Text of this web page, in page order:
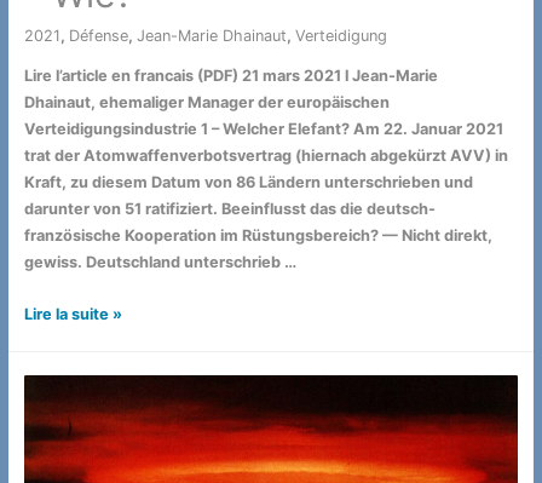
2021 , Défense, Jean-Marie Dhainaut, Verteidigung
Lire l’article en francais (PDF) 21 mars 2021 l Jean-Marie
Dhainaut, ehemaliger Manager der europäischen
Verteidigungsindustrie 1 – Welcher Elefant? Am 22. Januar 2021
trat der Atomwaffenverbotsvertrag (hiernach abgekürzt AVV) in
Kraft, zu diesem Datum von 86 Ländern unterschrieben und
darunter von 51 ratifiziert. Beeinflusst das die deutsch-
französische Kooperation im Rüstungsbereich? — Nicht direkt,
gewiss. Deutschland unterschrieb …
Atomwaffe:
dem
Raum
hinausführen.
Lire la suite »